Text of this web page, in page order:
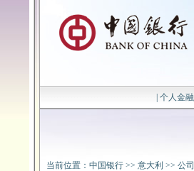
个人金
当前位置： 中国银行 >> 意大利 >> 公